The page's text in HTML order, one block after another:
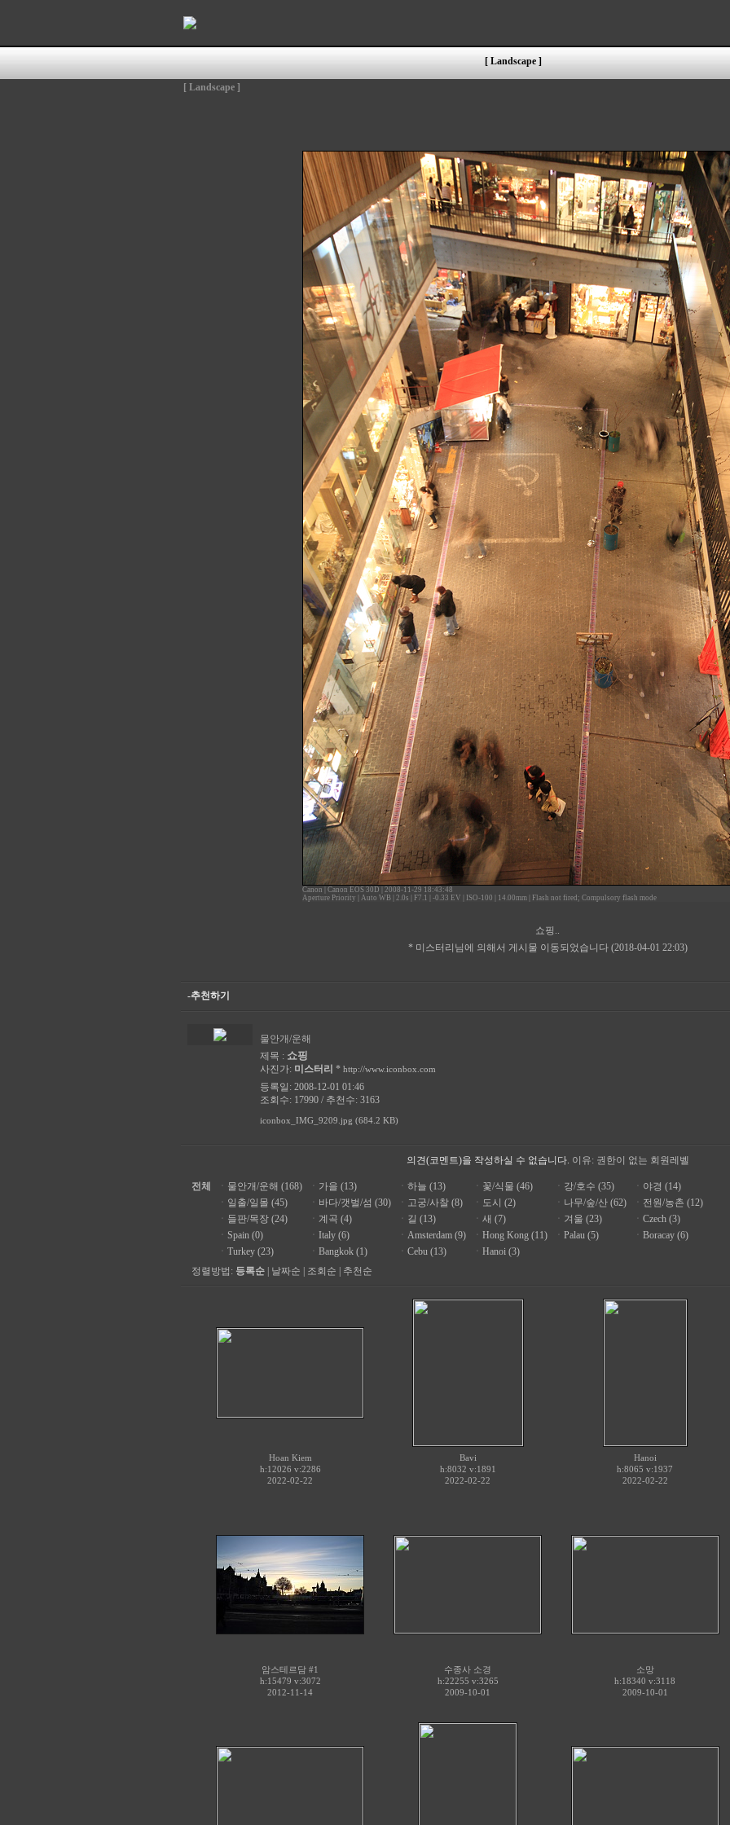
[ Landscape ]
[ Landscape ]
Canon Canon EOS 30D
2008-11-29 18:43:48
Aperture Priority
Auto WB 2.0s F7.1 -0.33 EV ISO-100 14.00mm Flash not fired; Compulsory flash mode
쇼핑..
* 미스터리님에 의해서 게시물 이동되었습니다 (2018-04-01 22:03)
-추천하기
물안개/운해
제목 : 쇼핑
사진가: 미스터리 * http://www.iconbox.com
등록일: 2008-12-01 01:46
조회수: 17990 / 추천수: 3163
iconbox_IMG_9209.jpg (684.2 KB)
의견(코멘트)을 작성하실 수 없습니다. 이유: 권한이 없는 회원레벨
전체 ㆍ 물안개/운해 (168) ㆍ 가을 (13) ㆍ 하늘 (13) ㆍ 꽃/식물 (46) ㆍ 강/호수 (35) ㆍ 야경 (14)
ㆍ 일출/일몰 (45) ㆍ 바다/갯벌/섬 (30) ㆍ 고궁/사찰 (8) ㆍ 도시 (2) ㆍ 나무/숲/산 (62) ㆍ 전원/농촌 (12)
ㆍ 들판/목장 (24) ㆍ 계곡 (4) ㆍ 길 (13) ㆍ 새 (7) ㆍ 겨울 (23) ㆍ Czech (3)
ㆍ Spain (0) ㆍ Italy (6) ㆍ Amsterdam (9) ㆍ Hong Kong (11) ㆍ Palau (5) ㆍ Boracay (6)
ㆍ Turkey (23) ㆍ Bangkok (1) ㆍ Cebu (13) ㆍ Hanoi (3)
정렬방법: 등록순 날짜순 조회순 추천순
Hoan Kiem
h:12026 v:2286
2022-02-22
Bavi
h:8032 v:1891
2022-02-22
Hanoi
h:8065 v:1937
2022-02-22
암스테르담 #1
h:15479 v:3072
2012-11-14
수종사 소경
h:22255 v:3265
2009-10-01
소망
h:18340 v:3118
2009-10-01